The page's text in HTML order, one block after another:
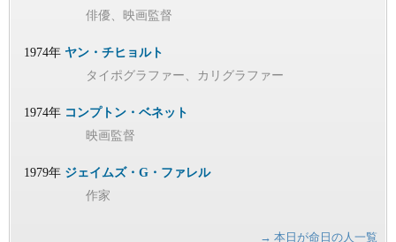
俳優、映画監督
1974年 ヤン・チヒョルト
タイポグラファー、カリグラファー
1974年 コンプトン・ベネット
映画監督
1979年 ジェイムズ・G・ファレル
作家
→ 本日が命日の人一覧